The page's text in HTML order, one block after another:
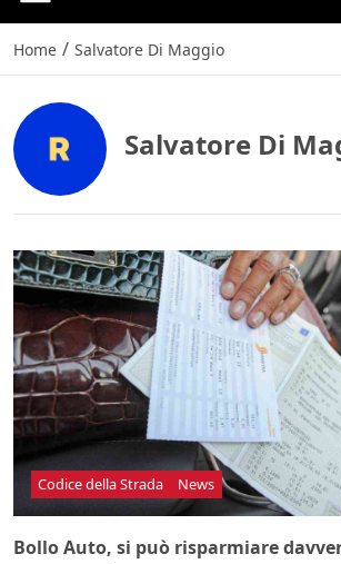
Home / Salvatore Di Maggio
Salvatore Di
Codice della Strada News
Bollo Auto, si può risparmiare